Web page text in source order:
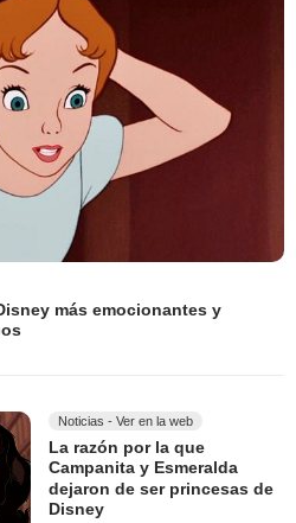
más emocionantes y
Noticias - Ver en la web
La razón por la que
Campanita y Esmeralda
dejaron de ser princesas de
Disney